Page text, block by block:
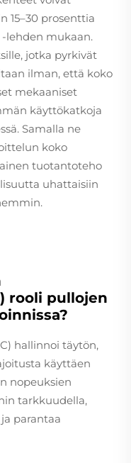
15–30 prosenttia
lehden mukaan.
jotka pyrkivät
ilman, että koko
mekaaniset
käyttökatkoja
Samalla ne
koko
tuotantoteho
uhattaisiin
rooli pullojen
hallinnoi täytön,
käyttäen
nopeuksien
tarkkuudella,
parantaa